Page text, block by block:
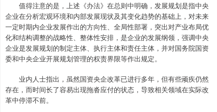
值得注意的是，上述《办法》在总则中明确，发展规划是指中央
企业在分析宏观环境和内部发展现状及其变化趋势的基础上，对未来
一定时期内企业发展作出的方向性、全局性部署，突出对产业布局优
化和结构调整的战略性、整体性安排，是企业的发展纲领，强调中央
企业是发展规划的制定主体、执行主体和责任主体，并对国务院国资
委和中央企业开展规划管理的权责界限等作出规定。
业内人士指出，虽然国资央企改革已进行多年，但有些顽疾仍然
存在，而时间长了容易出现拖沓应付的状态，导致相关领域在实际改
革中停滞不前。